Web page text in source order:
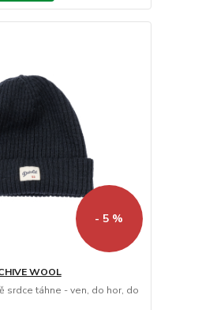
- 5 %
WOOL
srdce táhne - ven, do hor, do